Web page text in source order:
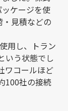
ケージを使
見積などの
用し、トラン
いう状態でし
ワコールほど
100社の接続